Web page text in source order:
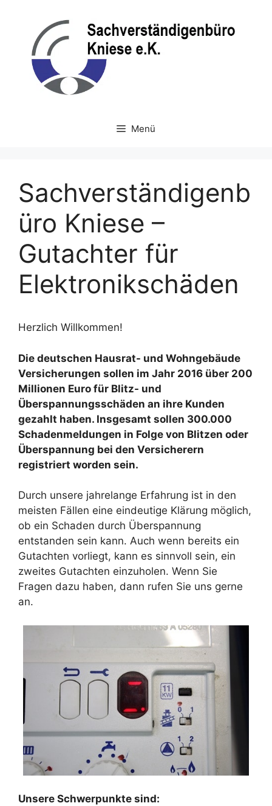
springen
Menü
Sachverständigenb
üro Kniese –
Gutachter für
Elektronikschäden
Herzlich Willkommen!
Die deutschen Hausrat- und Wohngebäude
Versicherungen sollen im Jahr 2016 über 200
Millionen Euro für Blitz- und
Überspannungsschäden an ihre Kunden
gezahlt haben. Insgesamt sollen 300.000
Schadenmeldungen in Folge von Blitzen oder
Überspannung bei den Versicherern
registriert worden sein.
Durch unsere jahrelange Erfahrung ist in den
meisten Fällen eine eindeutige Klärung möglich,
ob ein Schaden durch Überspannung
entstanden sein kann. Auch wenn bereits ein
Gutachten vorliegt, kann es sinnvoll sein, ein
zweites Gutachten einzuholen. Wenn Sie
Fragen dazu haben, dann rufen Sie uns gerne
an.
Unsere Schwerpunkte sind: